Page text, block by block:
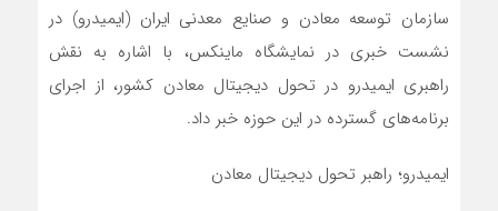
سازمان توسعه معادن و صنایع معدنی ایران (ایمیدرو) در
نشست خبری در نمایشگاه ماینکس، با اشاره به نقش
راهبری ایمیدرو در تحول دیجیتال معادن کشور، از اجرای
برنامه‌های گسترده در این حوزه خبر داد.
ایمیدرو؛ راهبر تحول دیجیتال معادن